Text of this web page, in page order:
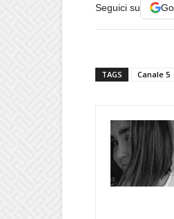
Seguici su
TAGS Canale 5